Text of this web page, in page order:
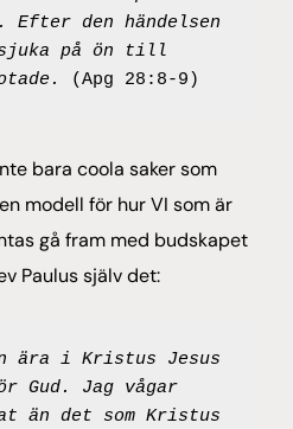
Efter den händelsen
sjuka på ön till
(Apg 28:8-9)
bara coola saker som
modell för hur VI som är
gå fram med budskapet
Paulus själv det:
ära i Kristus Jesus
Jag vågar
än det som Kristus